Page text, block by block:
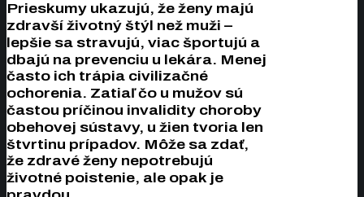
Prieskumy ukazujú, že ženy majú
zdravší životný štýl než muži –
lepšie sa stravujú, viac športujú a
dbajú na prevenciu u lekára. Menej
často ich trápia civilizačné
ochorenia. Zatiaľ čo u mužov sú
častou príčinou invalidity choroby
obehovej sústavy, u žien tvoria len
štvrtinu prípadov. Môže sa zdať,
že zdravé ženy nepotrebujú
životné poistenie, ale opak je